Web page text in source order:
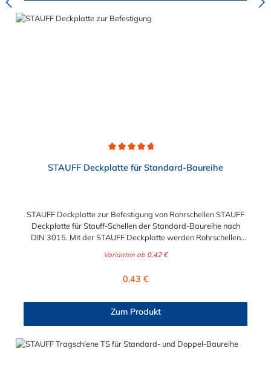
STAUFF Deckplatte für Standard-Baureihe
STAUFF Deckplatte zur Befestigung von Rohrschellen STAUFF
Deckplatte für Stauff-Schellen der Standard-Baureihe nach
DIN 3015. Mit der STAUFF Deckplatte werden Rohrschellen
Varianten ab 0,42 €
Regulärer Preis:
0,43 €
Zum Produkt